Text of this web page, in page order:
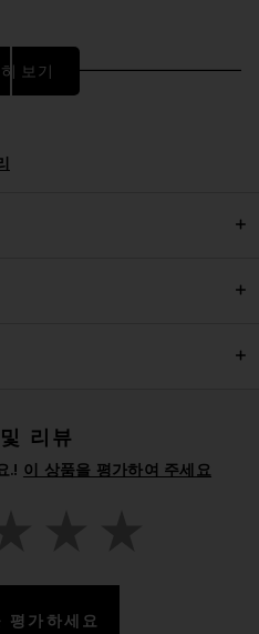
보기
리뷰
.! 이 상품을 평가하여 주세요
평가하세요